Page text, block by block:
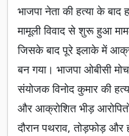
भाजपा नेता की हत्या के बाद
मामूली विवाद से शुरू हुआ
जिसके बाद पूरे इलाके में
बन गया। भाजपा ओबीसी
संयोजक विनोद कुमार की
और आक्रोशित भीड़
दौरान पथराव, तोड़फोड़